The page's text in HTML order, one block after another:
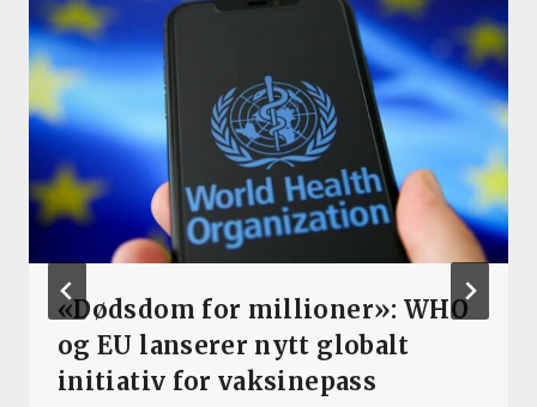
«Dødsdom for millioner»: WHO
og EU lanserer nytt globalt
initiativ for vaksinepass